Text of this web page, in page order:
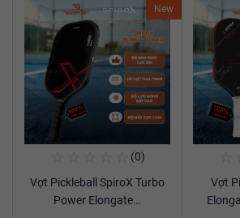
New
Xem chi tiết
(0)
Vợt Pickleball SpiroX Turbo
Power Elongate…
Vợt